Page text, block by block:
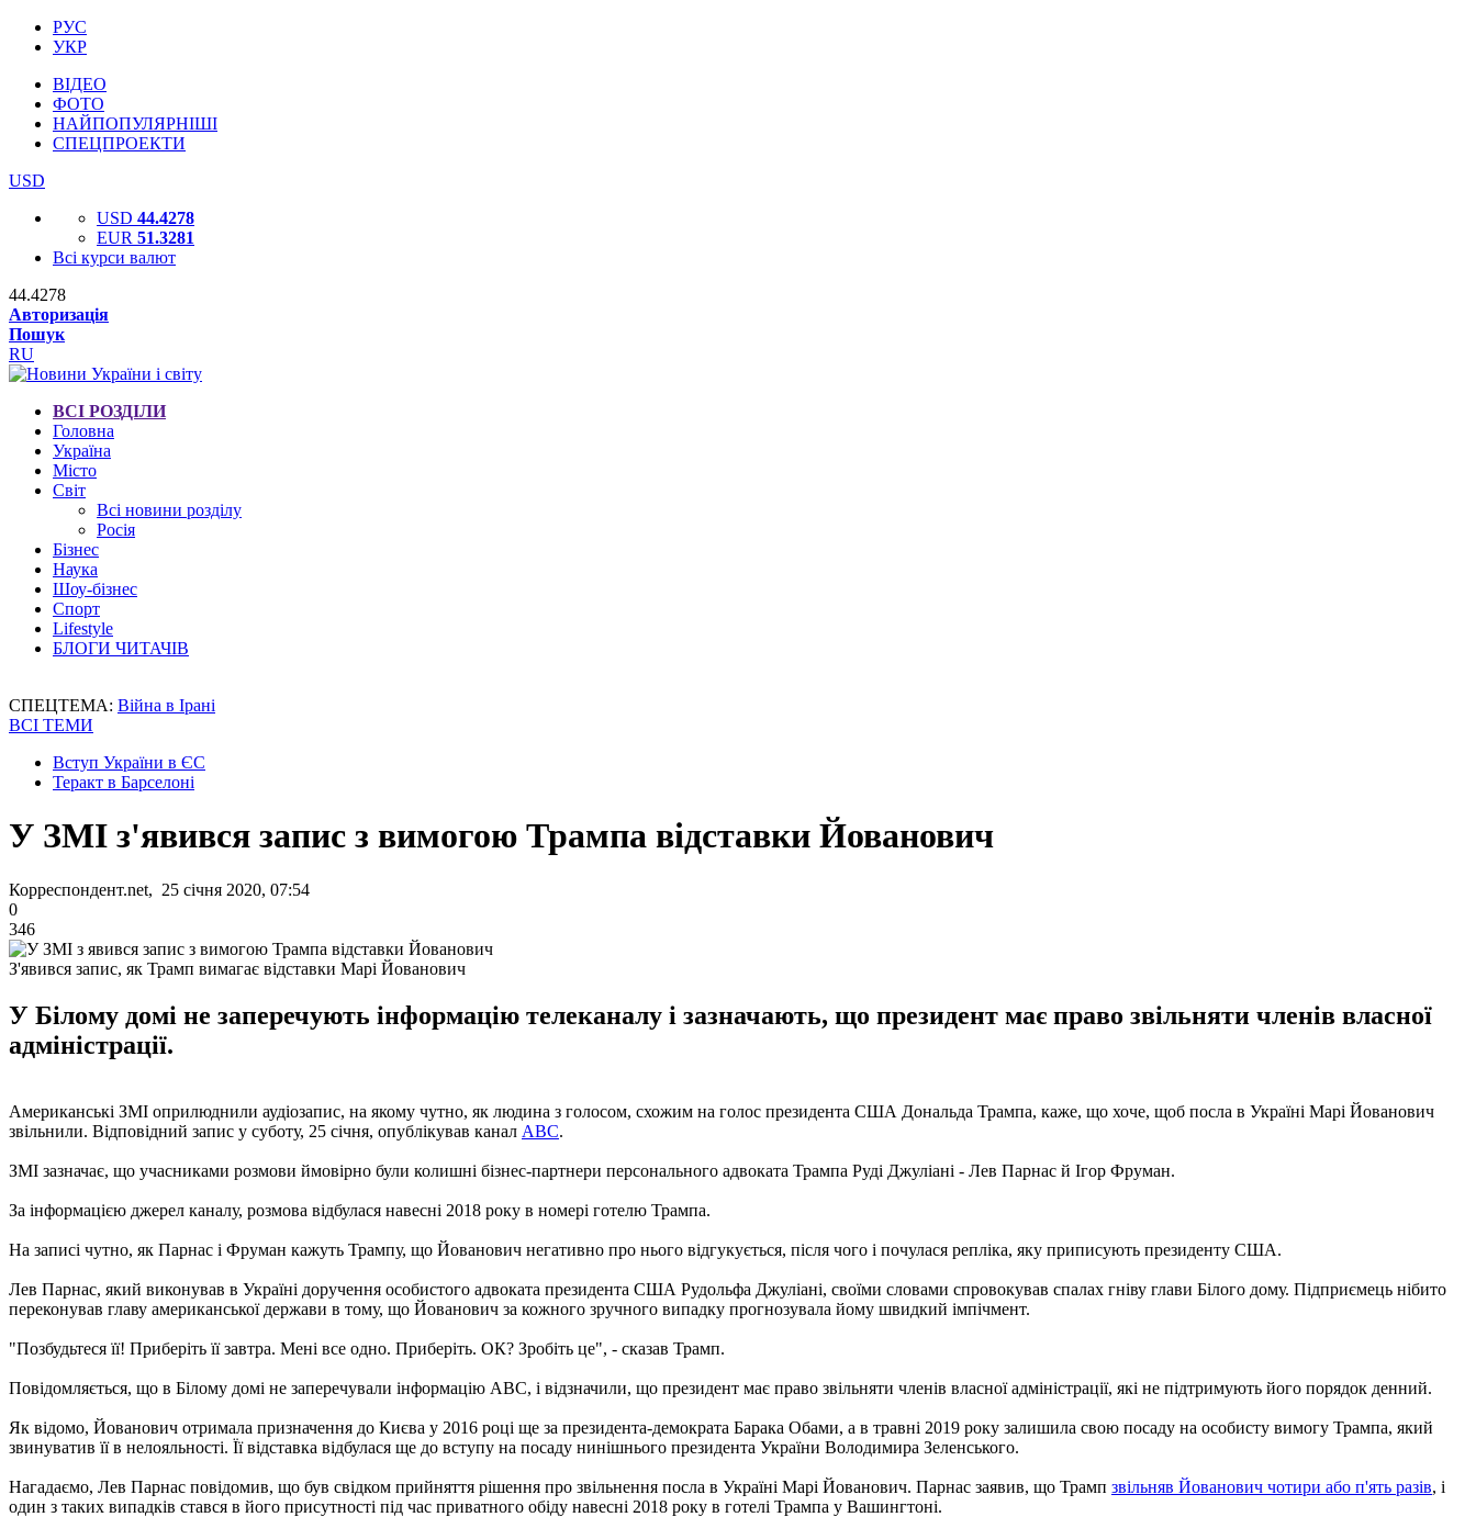
РУС
УКР
ВІДЕО
ФОТО
НАЙПОПУЛЯРНІШІ
СПЕЦПРОЕКТИ
USD
USD 44.4278
EUR 51.3281
Всі курси валют
44.4278
Авторизація
Пошук
RU
ВСІ РОЗДІЛИ
Головна
Україна
Місто
Світ
Всі новини розділу
Росія
Бізнес
Наука
Шоу-бізнес
Спорт
Lifestyle
БЛОГИ ЧИТАЧІВ
СПЕЦТЕМА: Війна в Ірані
ВСІ ТЕМИ
Вступ України в ЄС
Теракт в Барселоні
У ЗМІ з'явився запис з вимогою Трампа відставки Йованович
Корреспондент.net, 25 січня 2020, 07:54
0
346
З'явився запис, як Трамп вимагає відставки Марі Йованович
У Білому домі не заперечують інформацію телеканалу і зазначають, що президент має право звільняти членів власної
адміністрації.
Американські ЗМІ оприлюднили аудіозапис, на якому чутно, як людина з голосом, схожим на голос президента США Дональда Трампа, каже, що хоче, щоб посла в Україні Марі Йованович
звільнили. Відповідний запис у суботу, 25 січня, опублікував канал ABC.
ЗМІ зазначає, що учасниками розмови ймовірно були колишні бізнес-партнери персонального адвоката Трампа Руді Джуліані - Лев Парнас й Ігор Фруман.
За інформацією джерел каналу, розмова відбулася навесні 2018 року в номері готелю Трампа.
На записі чутно, як Парнас і Фруман кажуть Трампу, що Йованович негативно про нього відгукується, після чого і почулася репліка, яку приписують президенту США.
Лев Парнас, який виконував в Україні доручення особистого адвоката президента США Рудольфа Джуліані, своїми словами спровокував спалах гніву глави Білого дому. Підприємець нібито
переконував главу американської держави в тому, що Йованович за кожного зручного випадку прогнозувала йому швидкий імпічмент.
"Позбудьтеся її! Приберіть її завтра. Мені все одно. Приберіть. ОК? Зробіть це", - сказав Трамп.
Повідомляється, що в Білому домі не заперечували інформацію ABC, і відзначили, що президент має право звільняти членів власної адміністрації, які не підтримують його порядок денний.
Як відомо, Йованович отримала призначення до Києва у 2016 році ще за президента-демократа Барака Обами, а в травні 2019 року залишила свою посаду на особисту вимогу Трампа, який
звинуватив її в нелояльності. Її відставка відбулася ще до вступу на посаду нинішнього президента України Володимира Зеленського.
Нагадаємо, Лев Парнас повідомив, що був свідком прийняття рішення про звільнення посла в Україні Марі Йованович. Парнас заявив, що Трамп звільняв Йованович чотири або п'ять разів, і
один з таких випадків стався в його присутності під час приватного обіду навесні 2018 року в готелі Трампа у Вашингтоні.